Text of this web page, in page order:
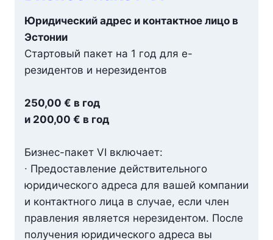
Юридический адрес и контактное лицо в
Эстонии
Стартовый пакет на 1 год для e-
резидентов и нерезидентов
250,00 € в год
и 200,00 € в год
Бизнес-пакет VI включает:
∙ Предоставление действительного
юридического адреса для вашей компании
и контактного лица в случае, если член
правления является нерезидентом. После
получения юридического адреса вы